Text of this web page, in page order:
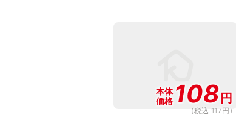
本体
価格 108 円
(税込 117円)